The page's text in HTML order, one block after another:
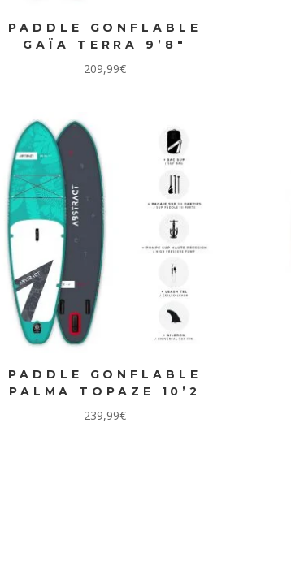
PADDLE GONFLABLE
GAÏA TERRA 9’8″
209,99€
PADDLE GONFLABLE
PALMA TOPAZE 10’2
239,99€